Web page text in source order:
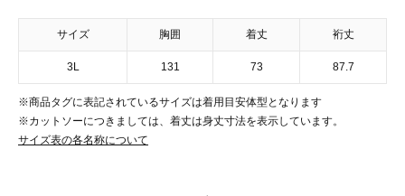
サイズ 胸囲 着丈 裄丈
3L 131 73 87.7
※商品タグに表記されているサイズは着用目安体型となります
※カットソーにつきましては、着丈は身丈寸法を表示しています。
サイズ表の各名称について